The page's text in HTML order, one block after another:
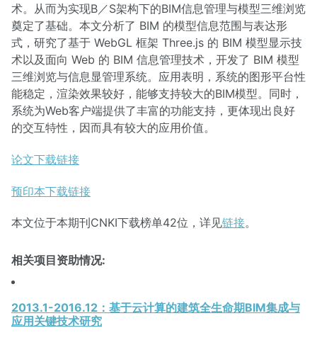
术。从而为实现B／S架构下的BIM信息管理与模型三维浏览
奠定了基础。本文分析了 BIM 的模型信息范围与表达形
式，研究了基于 WebGL 框架 Three.js 的 BIM 模型显示技
术以及面向 Web 的 BIM 信息管理技术，开发了 BIM 模型
三维浏览与信息显管理系统。应用表明，系统的图形平台性
能稳定，渲染效果较好，能够支持较大的BIM模型。同时，
系统为Web客户端提供了丰富的功能支持，更体现出良好
的交互特性，因而具有较大的应用价值。
论文下载链接
预印本下载链接
本文位于本期刊CNKI下载榜单42位，详见链接。
相关项目资助情况:
2013.1-2016.12：基于云计算的建筑全生命期BIM集成与
应用关键技术研究